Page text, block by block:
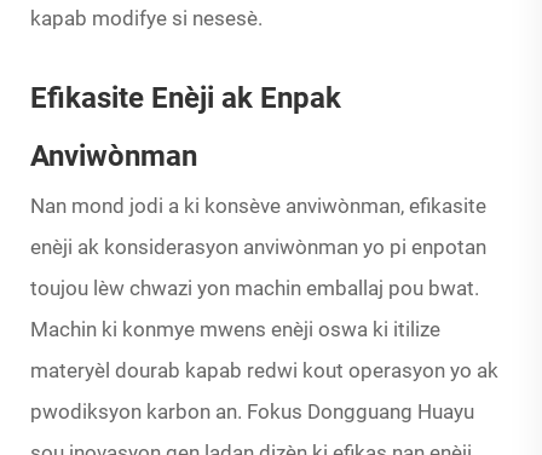
kapab modifye si nesesè.
Efikasite Enèji ak Enpak
Anviwònman
Nan mond jodi a ki konsève anviwònman, efikasite
enèji ak konsiderasyon anviwònman yo pi enpotan
toujou lèw chwazi yon machin emballaj pou bwat.
Machin ki konmye mwens enèji oswa ki itilize
materyèl dourab kapab redwi kout operasyon yo ak
pwodiksyon karbon an. Fokus Dongguang Huayu